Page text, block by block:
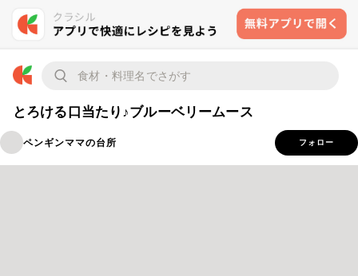
とろける口当たり♪ブルーベリームース
ペンギンママの台所 フォロー